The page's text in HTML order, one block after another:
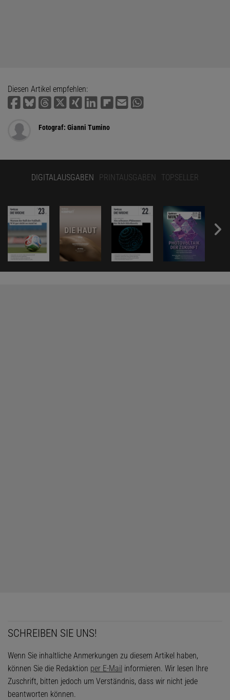
Diesen Artikel empfehlen:
Fotograf: Gianni Tumino
DIGITALAUSGABEN PRINTAUSGABEN TOPSELLER
SCHREIBEN SIE UNS!
Wenn Sie inhaltliche Anmerkungen zu diesem Artikel haben,
können Sie die Redaktion per E-Mail informieren. Wir lesen Ihre
Zuschrift, bitten jedoch um Verständnis, dass wir nicht jede
beantworten können.